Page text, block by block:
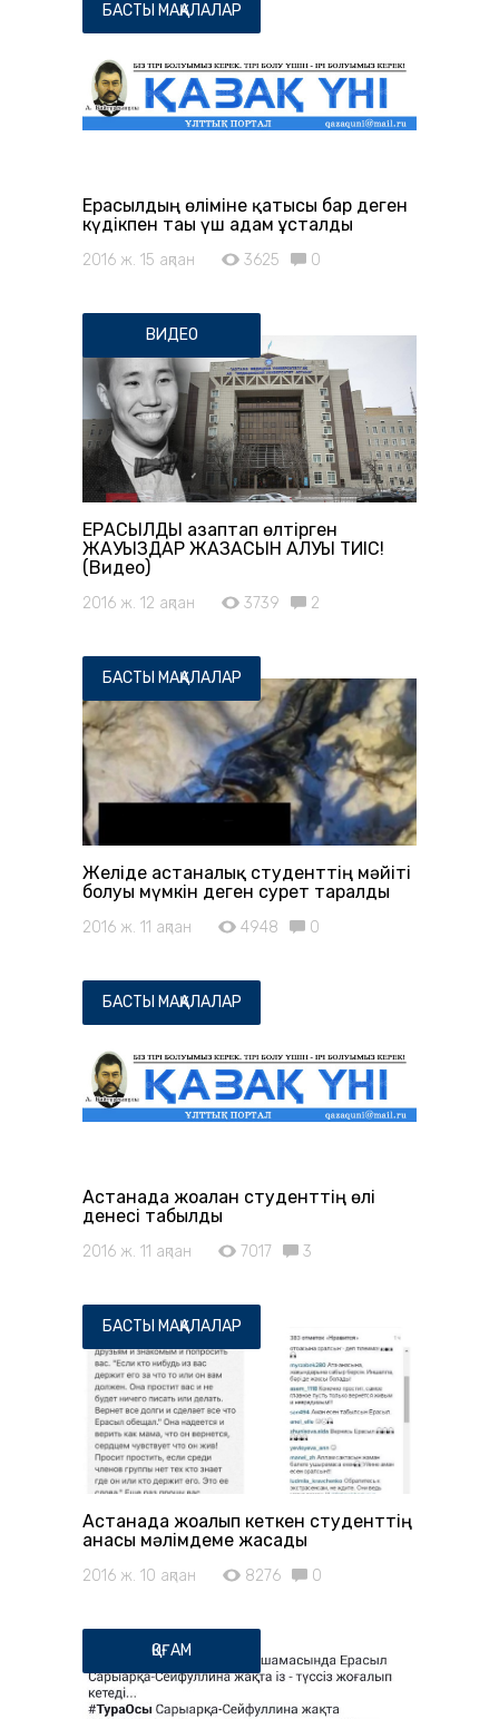
БАСТЫ МАҚАЛАЛАР
Ерасылдың өліміне қатысы бар деген
күдікпен тағы үш адам ұсталды
2016 ж. 15 ақпан 3625 0
ВИДЕО
ЕРАСЫЛДЫ азаптап өлтірген
ЖАУЫЗДАР ЖАЗАСЫН АЛУЫ ТИІС!
(Видео)
2016 ж. 12 ақпан 3739 2
БАСТЫ МАҚАЛАЛАР
Желіде астаналық студенттің мәйіті
болуы мүмкін деген сурет таралды
2016 ж. 11 ақпан 4948 0
БАСТЫ МАҚАЛАЛАР
Астанада жоғалған студенттің өлі
денесі табылды
2016 ж. 11 ақпан 7017 3
БАСТЫ МАҚАЛАЛАР
Астанада жоғалып кеткен студенттің
анасы мәлімдеме жасады
2016 ж. 10 ақпан 8276 0
ҚОҒАМ